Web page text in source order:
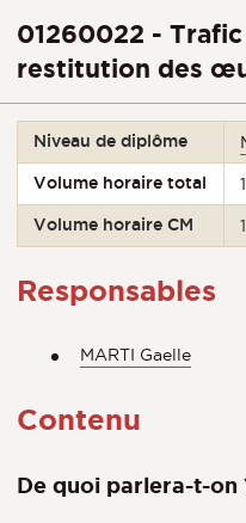
01260022 -
restitution des
Niveau de diplôme
Volume horaire total
Volume horaire CM
Responsables
MARTI Gaelle
Contenu
De quoi parlera-t-on